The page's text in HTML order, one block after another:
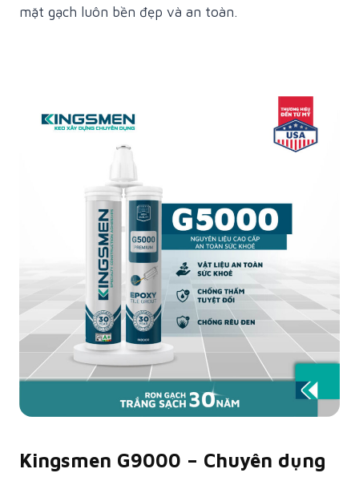
mặt gạch luôn bền đẹp và an toàn.
Kingsmen G9000 – Chuyên dụng